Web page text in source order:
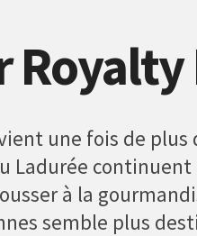
une fois de
Ladurée
à la
semble plus